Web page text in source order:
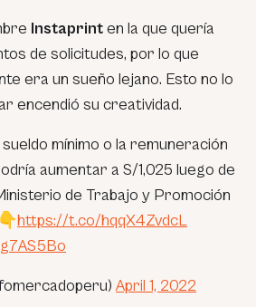
Instaprinten la que quería
de solicitudes, por lo que
era un sueño lejano. Esto no lo
encendió su creatividad.
sueldo mínimo o la remuneración
aumentar a S/1,025 luego de
de Trabajo y Promoción
https://t.co/hqqX4ZvdcL
April 1, 2022